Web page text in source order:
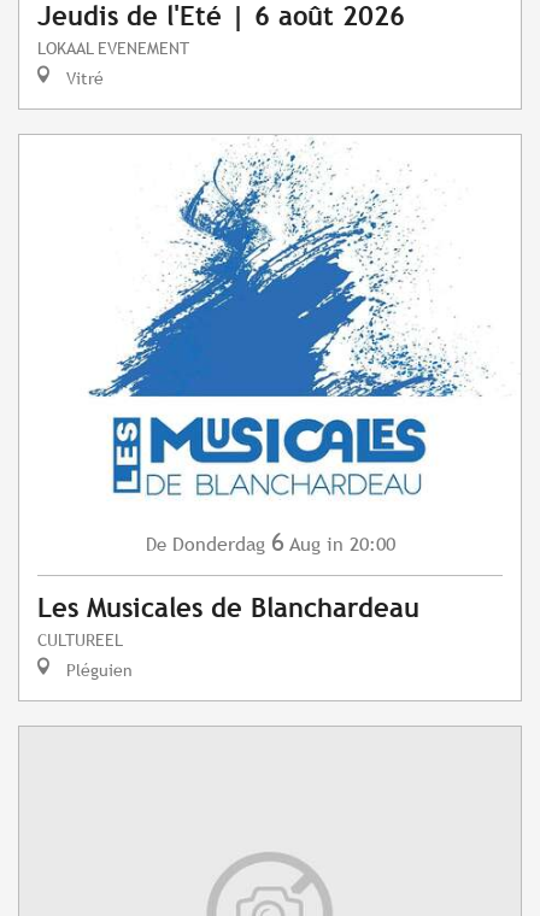
Jeudis de l'Eté | 6 août 2026
LOKAAL EVENEMENT
Vitré
De Donderdag 6 Aug in 20:00
Les Musicales de Blanchardeau
CULTUREEL
Pléguien